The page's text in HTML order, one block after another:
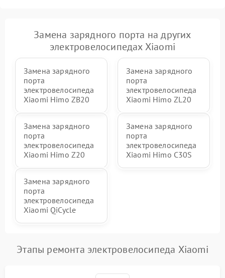
Замена зарядного порта на других
электровелосипедах Xiaomi
Замена зарядного
порта
электровелосипеда
Xiaomi Himo ZB20
Замена зарядного
порта
электровелосипеда
Xiaomi Himo ZL20
Замена зарядного
порта
электровелосипеда
Xiaomi Himo Z20
Замена зарядного
порта
электровелосипеда
Xiaomi Himo C30S
Замена зарядного
порта
электровелосипеда
Xiaomi QiCycle
Этапы ремонта электровелосипеда Xiaomi